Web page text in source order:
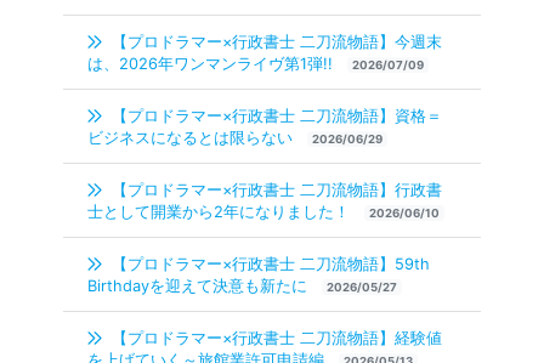
【プロドラマー×行政書士 二刀流物語】今週末
は、2026年ワンマンライヴ第1弾!!
2026/07/09
【プロドラマー×行政書士 二刀流物語】資格＝
ビジネスになるとは限らない
2026/06/29
【プロドラマー×行政書士 二刀流物語】行政書
士として開業から2年になりました！
2026/06/10
【プロドラマー×行政書士 二刀流物語】59th
Birthdayを迎えて決意も新たに
2026/05/27
【プロドラマー×行政書士 二刀流物語】経験値